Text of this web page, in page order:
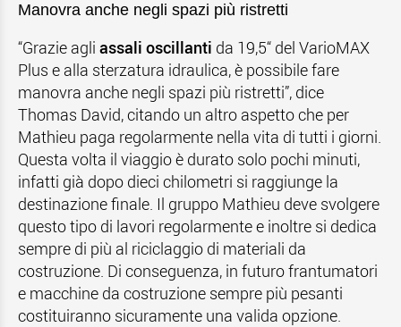
Manovra anche negli spazi più ristretti
“Grazie agli assali oscillanti da 19,5“ del VarioMAX
Plus e alla sterzatura idraulica, è possibile fare
manovra anche negli spazi più ristretti”, dice
Thomas David, citando un altro aspetto che per
Mathieu paga regolarmente nella vita di tutti i giorni.
Questa volta il viaggio è durato solo pochi minuti,
infatti già dopo dieci chilometri si raggiunge la
destinazione finale. Il gruppo Mathieu deve svolgere
questo tipo di lavori regolarmente e inoltre si dedica
sempre di più al riciclaggio di materiali da
costruzione. Di conseguenza, in futuro frantumatori
e macchine da costruzione sempre più pesanti
costituiranno sicuramente una valida opzione.